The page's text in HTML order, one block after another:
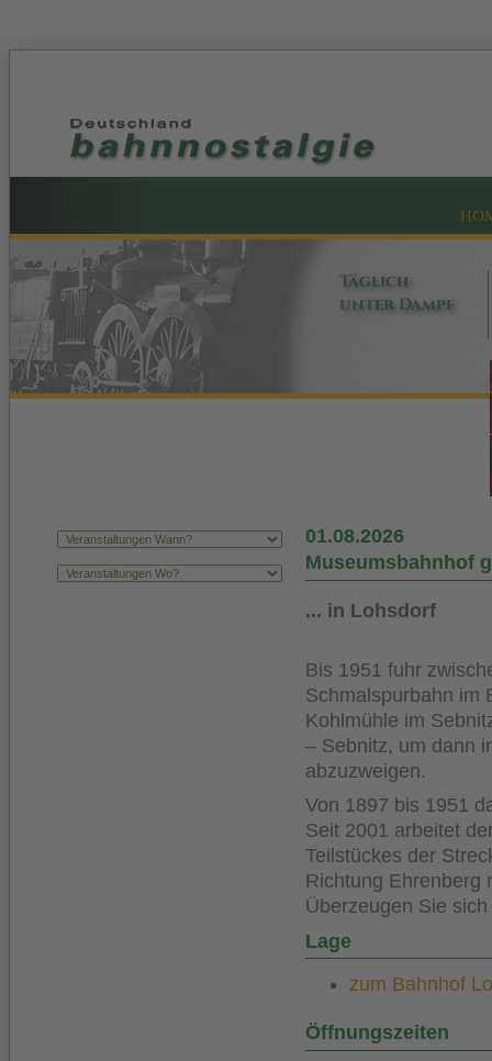
Täglich
unter Dampf
01.08.2026
Museumsbahnhof
... in Lohsdorf
Bis 1951 fuhr
Schmalspurbahn im
Kohlmühle im
– Sebnitz, um dann
abzuzweigen.
Von 1897 bis 1951
Seit 2001 arbeitet
Teilstückes der
Richtung Ehrenberg
Überzeugen Sie
Lage
zum Bahnhof
Öffnungszeiten